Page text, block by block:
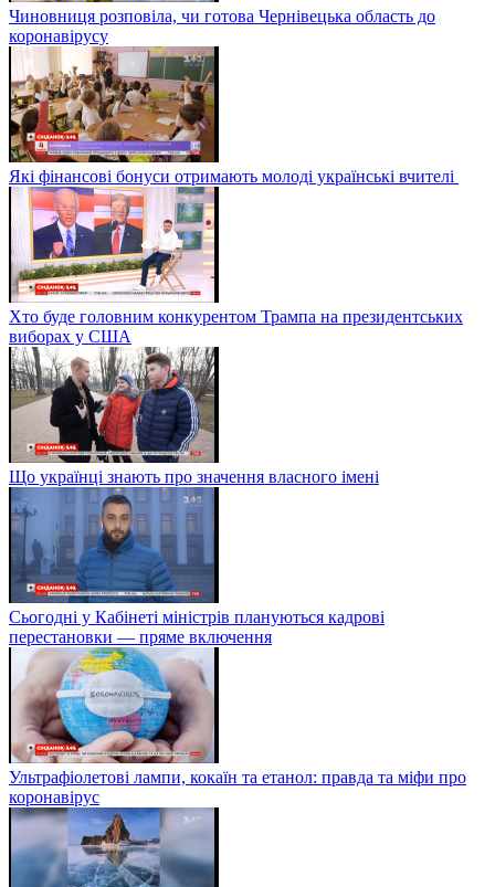
Чиновниця розповіла, чи готова Чернівецька область до
коронавірусу
Які фінансові бонуси отримають молоді українські вчителі
Хто буде головним конкурентом Трампа на президентських
виборах у США
Що українці знають про значення власного імені
Сьогодні у Кабінеті міністрів плануються кадрові
перестановки — пряме включення
Ультрафіолетові лампи, кокаїн та етанол: правда та міфи про
коронавірус